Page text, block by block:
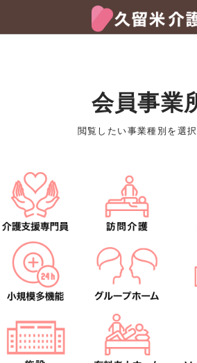
会員事業
閲覧したい事業種別を選択